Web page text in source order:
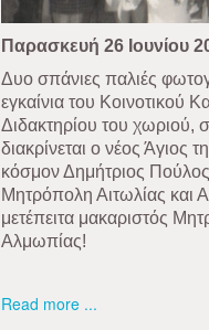
Παρασκευή 26 Ιουνίου
Δυο σπάνιες παλιές
εγκαίνια του Κοινοτικού
Διδακτηρίου του χωριού,
διακρίνεται ο νέος Άγιος
κόσμον Δημήτριος
Μητρόπολη Αιτωλίας και
μετέπειτα μακαριστός
Αλμωπίας!
Read more ...